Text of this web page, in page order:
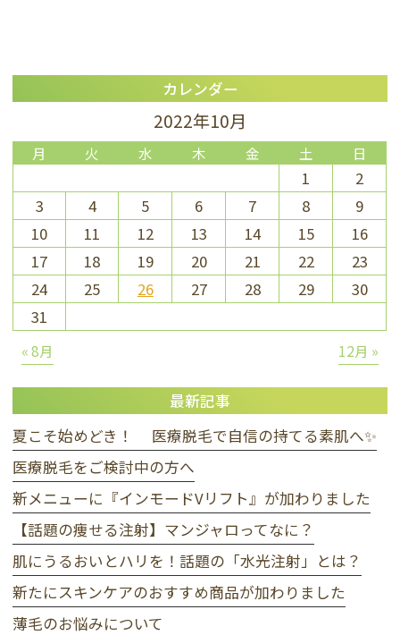
カレンダー
2022年10月
月 火 水 木 金 土 日
1
2
3
4 5 6 7 8
9
10
11 12 13 14 15
16
17
18 19 20 21 22
23
24
25 26 27 28 29
30
31
« 8月 12月 »
最新記事
夏こそ始めどき！ 医療脱毛で自信の持てる素肌へ✨
医療脱毛をご検討中の方へ
新メニューに『インモードVリフト』が加わりました
【話題の痩せる注射】マンジャロってなに？
肌にうるおいとハリを！話題の「水光注射」とは？
新たにスキンケアのおすすめ商品が加わりました
薄毛のお悩みについて